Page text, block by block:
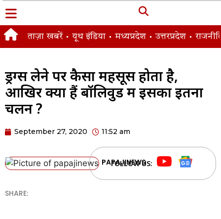
ताज़ा खबरें यूथ इंडिया मध्यप्रदेश उत्तरप्रदेश
ड्रग्स लेने पर कैसा महसूस होता है,
आखिर क्यों हैं बॉलिवुड में इसका इतना
चलन ?
September 27, 2020 11:52 am
PAPAJINEWS
FOLLOW US:
SHARE: